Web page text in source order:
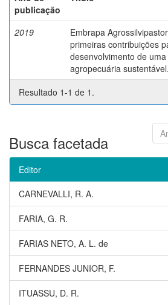
publicação
2019
Embrapa
primeiras contribuições
desenvolvimento de uma
agropecuária sustentável.
Resultado 1-1 de 1.
Busca facetada
Editor
CARNEVALLI, R. A.
FARIA, G. R.
FARIAS NETO, A. L. de
FERNANDES JUNIOR, F.
ITUASSU, D. R.